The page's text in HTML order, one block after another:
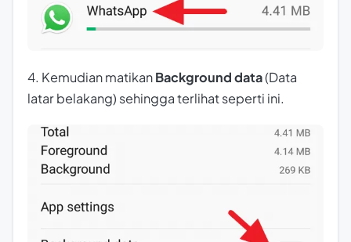
4. Kemudian matikanBackground data(Data
latar belakang) sehingga terlihat seperti ini.